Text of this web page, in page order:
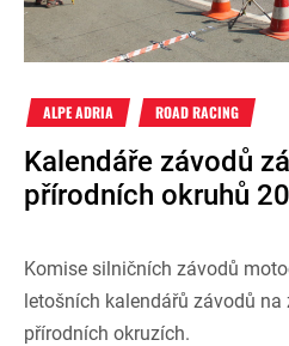
ALPE ADRIA ROAD RACING
Kalendáře závodů
přírodních okruhů
Komise silničních závodů
letošních kalendářů závodů
přírodních okruzích.